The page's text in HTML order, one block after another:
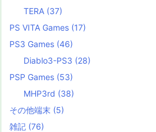
TERA (37)
PS VITA Games (17)
PS3 Games (46)
Diablo3-PS3 (28)
PSP Games (53)
MHP3rd (38)
その他端末 (5)
雑記 (76)